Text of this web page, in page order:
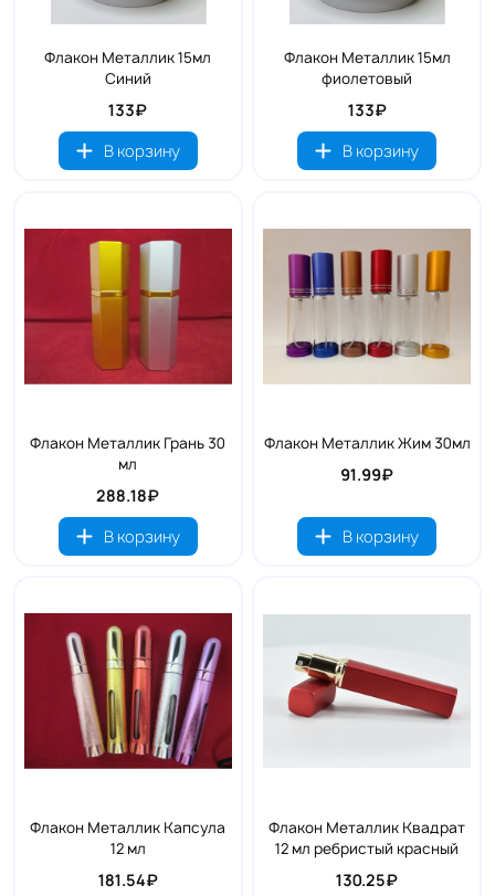
Флакон Металлик 15мл
Синий
133₽
В корзину
Флакон Металлик 15мл
фиолетовый
133₽
В корзину
Флакон Металлик Грань 30
мл
288.18₽
В корзину
Флакон Металлик Жим 30мл
91.99₽
В корзину
Флакон Металлик Капсула
12 мл
181.54₽
Флакон Металлик Квадрат
12 мл ребристый красный
130.25₽